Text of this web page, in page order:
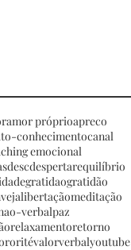
amor próprioapreco
conhecimentocanal
emocional
descdespertarequilíbrio
gratidaogratidão
libertaçãomeditação
verbalpaz
relaxamentoretorno
valorverbalyoutube